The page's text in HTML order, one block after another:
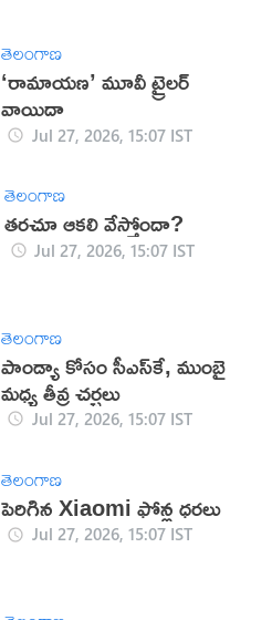
తెలంగాణ
‘రామాయణ’ మూవీ ట్రైలర్
వాయిదా
Jul 27, 2026, 15:07 IST
తెలంగాణ
తరచూ ఆకలి వేస్తోందా?
Jul 27, 2026, 15:07 IST
తెలంగాణ
పాండ్యా కోసం సీఎస్‌కే, ముంబై
మధ్య తీవ్ర చర్చలు
Jul 27, 2026, 15:07 IST
తెలంగాణ
పెరిగిన Xiaomi ఫోన్ల ధరలు
Jul 27, 2026, 15:07 IST